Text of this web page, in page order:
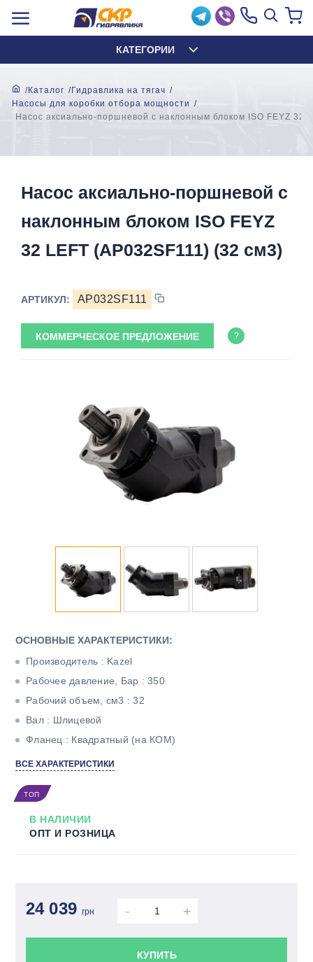
КАТЕГОРИИ
Каталог
Гидравлика на тягач
Насосы для коробки отбора мощности
Насос аксиально-поршневой с наклонным блоком ISO FEYZ 32
Насос аксиально-поршневой с
наклонным блоком ISO FEYZ
32 LEFT (AP032SF111) (32 см3)
АРТИКУЛ: AP032SF111
КОММЕРЧЕСКОЕ ПРЕДЛОЖЕНИЕ ?
ОСНОВНЫЕ ХАРАКТЕРИСТИКИ:
Производитель : Kazel
Рабочее давление, Бар : 350
Рабочий объем, см3 : 32
Вал : Шлицевой
Фланец : Квадратный (на КОМ)
Количество потоков : Однопоточный
ВСЕ ХАРАКТЕРИСТИКИ
ТОП
В НАЛИЧИИ
ОПТ И РОЗНИЦА
24 039грн - +
КУПИТЬ